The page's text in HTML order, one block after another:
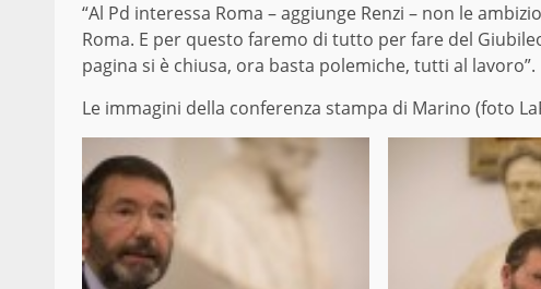
“Al Pd interessa Roma – aggiunge Renzi – non le
Roma. E per questo faremo di tutto per fare del
pagina si è chiusa, ora basta polemiche, tutti al lavoro”.
Le immagini della conferenza stampa di Marino (foto